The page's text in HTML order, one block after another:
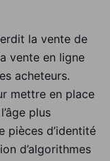
la vente de
vente en ligne
acheteurs.
mettre en place
plus
pièces d’identité
d’algorithmes